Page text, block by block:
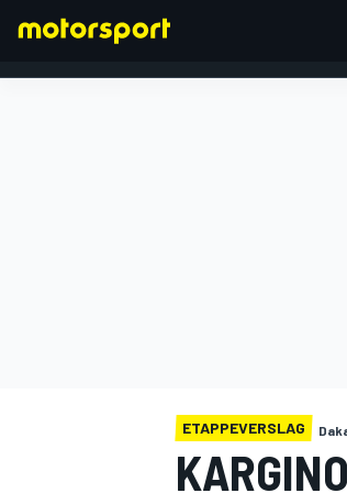
ETAPPEVERSLAG